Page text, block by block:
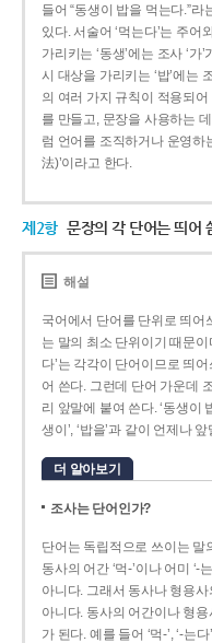
들어 “동생이 밥을 먹는다.”
있다. 서술어 ‘먹는다’는 주
가리키는 ‘동생’에는 조사 ‘가
시 대상을 가리키는 ‘밥’에는
의 여러 가지 규칙이 적용되
를 만들고, 문장을 사용하는
럼 언어를 조직하거나 운영하
法)’이라고 한다.
제2항 문장의 각 단어는 띄어
해설
국어에서 단어를 단위로 띄어
는 말의 최소 단위이기 때문이
다’는 각각이 단어이므로 띄
어 쓴다. 그런데 단어 가운데
리 앞말에 붙여 쓴다. ‘동생이
생이’, ‘밥을’과 같이 언제나
더 알아보기
조사는 단어인가?
단어는 독립적으로 쓰이는 말
동사의 어간 ‘먹-­’이나 어미
아니다. 그래서 동사나 형용
아니다. 동사의 어간이나 형
가 된다. 예를 들어 ‘먹-’, ‘-는